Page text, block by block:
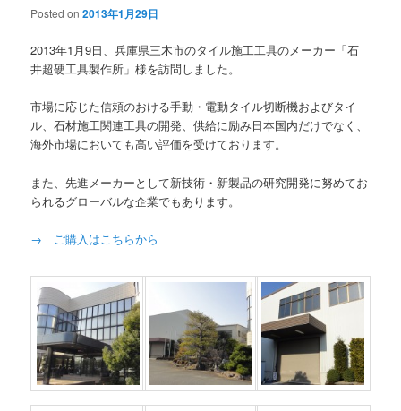
Posted on2013年1月29日
2013年1月9日、兵庫県三木市のタイル施工工具のメーカー「石
井超硬工具製作所」様を訪問しました。
市場に応じた信頼のおける手動・電動タイル切断機およびタイ
ル、石材施工関連工具の開発、供給に励み日本国内だけでなく、
海外市場においても高い評価を受けております。
また、先進メーカーとして新技術・新製品の研究開発に努めてお
られるグローバルな企業でもあります。
→ ご購入はこちらから